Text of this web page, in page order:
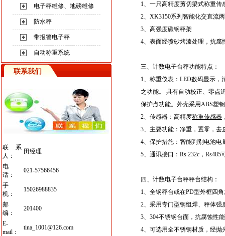
电子秤维修、地磅维修
防水秤
带报警电子秤
自动称重系统
联系我们
联系
人：
田经理
电
话：
021-57566456
手
机：
15026988835
邮
编：
201400
E-
mail：
tina_1001@126.com
1、 一只高精度剪切梁式称重传
2、 XK3150系列智能化交直流
3、 高强度碳钢秤架
4、 表面经喷砂烤漆处理，抗腐
三、计数电子台秤功能特点：
1、 称重仪表：LED数码显示，
之功能。 具有自动校正、零点
保护点功能。外壳采用ABS塑
2、 传感器：高精度称重传感器
3、 主要功能：净重，置零，去
4、 保护措施：智能判别电池电
5、 通讯接口：Rs 232c，Rs485
四、计数电子台秤秤台结构：
1、 全钢秤台或在PD型外框四
2、 采用专门型钢组焊、 秤体强
3、 304不锈钢台面，抗腐蚀性
4、 可选用全不锈钢材质 ，经